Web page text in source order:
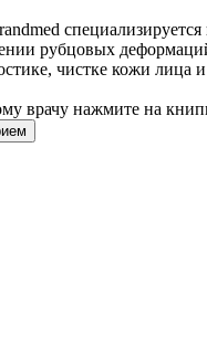
рубцовых
чистке кожи лица
врачу нажмите на